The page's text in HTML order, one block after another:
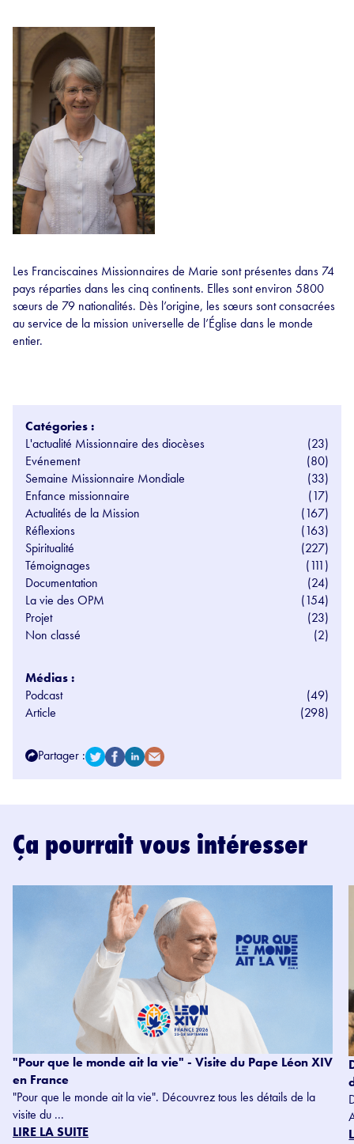
Les Franciscaines Missionnaires de Marie sont présentes dans 74
pays réparties dans les cinq continents. Elles sont environ 5800
sœurs de 79 nationalités. Dès l’origine, les sœurs sont consacrées
au service de la mission universelle de l’Église dans le monde
entier.
Catégories :
L'actualité Missionnaire des diocèses
(23)
Evénement
(80)
Semaine Missionnaire Mondiale
(33)
Enfance missionnaire
(17)
Actualités de la Mission
(167)
Réflexions
(163)
Spiritualité
(227)
Témoignages
(111)
Documentation
(24)
La vie des OPM
(154)
Projet
(23)
Non classé
(2)
Médias :
Podcast
(49)
Article
(298)
Partager :
Ça pourrait vous intéresser
"Pour que le monde ait la vie" - Visite du Pape Léon XIV
en France
"Pour que le monde ait la vie". Découvrez tous les détails de la
visite du ...
LIRE LA SUITE